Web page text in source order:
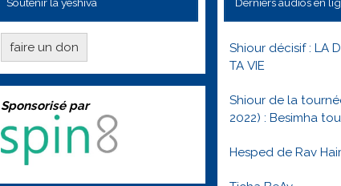
faire un don
Sponsorisé par
Shiour décisif : LA
TA VIE
Shiour de la
2022) : Besimha
Hesped de Rav